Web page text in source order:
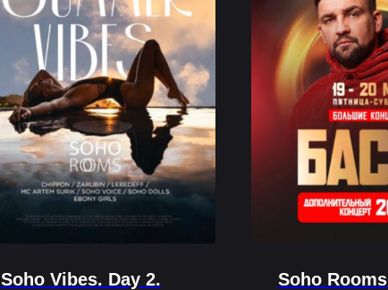
Soho Vibes. Day 2.
Soho Rooms